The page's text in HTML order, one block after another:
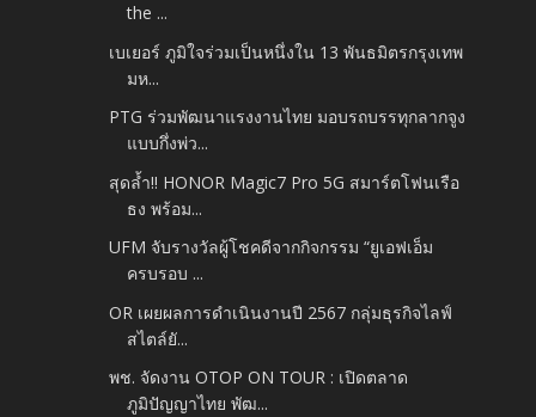
the ...
เบเยอร์ ภูมิใจร่วมเป็นหนึ่งใน 13 พันธมิตรกรุงเทพ
มห...
PTG ร่วมพัฒนาแรงงานไทย มอบรถบรรทุกลากจูง
แบบกึ่งพ่ว...
สุดล้ำ!! HONOR Magic7 Pro 5G สมาร์ตโฟนเรือ
ธง พร้อม...
UFM จับรางวัลผู้โชคดีจากกิจกรรม “ยูเอฟเอ็ม
ครบรอบ ...
OR เผยผลการดำเนินงานปี 2567 กลุ่มธุรกิจไลฟ์
สไตล์ยั...
พช. จัดงาน OTOP ON TOUR : เปิดตลาด
ภูมิปัญญาไทย พัฒ...